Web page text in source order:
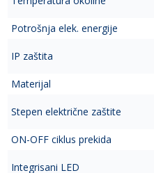
Potrošnja elek. energije
IP zaštita
Materijal
Stepen električne zaštite
ON-OFF ciklus prekida
Integrisani LED